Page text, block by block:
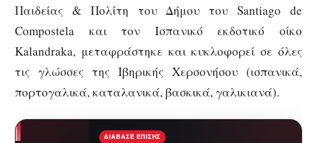
Παιδείας & Πολίτη του Δήμου του Santiago de
Compostela και τον Ισπανικό εκδοτικό οίκο
Kalandraka, μεταφράστηκε και κυκλοφορεί σε όλες
τις γλώσσες της Ιβηρικής Χερσονήσου (ισπανικά,
πορτογαλικά, καταλανικά, βασκικά, γαλικιανά).
ΔΙΆΒΑΣΕ ΕΠΊΣΗΣ